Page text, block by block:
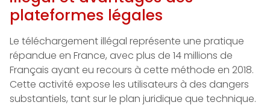
plateformes légales
Le téléchargement illégal représente une pratique
répandue en France, avec plus de 14 millions de
Français ayant eu recours à cette méthode en 2018.
Cette activité expose les utilisateurs à des dangers
substantiels, tant sur le plan juridique que technique.